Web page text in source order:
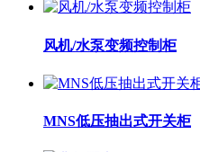
风机/水泵变频控制柜
MNS低压抽出式开关柜